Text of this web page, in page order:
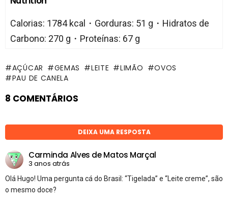
Calorias: 1784 kcal・Gorduras: 51 g・Hidratos de
Carbono: 270 g・Proteínas: 67 g
AÇÚCAR GEMAS LEITE LIMÃO
OVOS
PAU DE CANELA
8 COMENTÁRIOS
DEIXA UMA RESPOSTA
Carminda Alves de Matos Marçal
3 anos atrás
Olá Hugo! Uma pergunta cá do Brasil: “Tigelada” e “Leite creme”, são
o mesmo doce?